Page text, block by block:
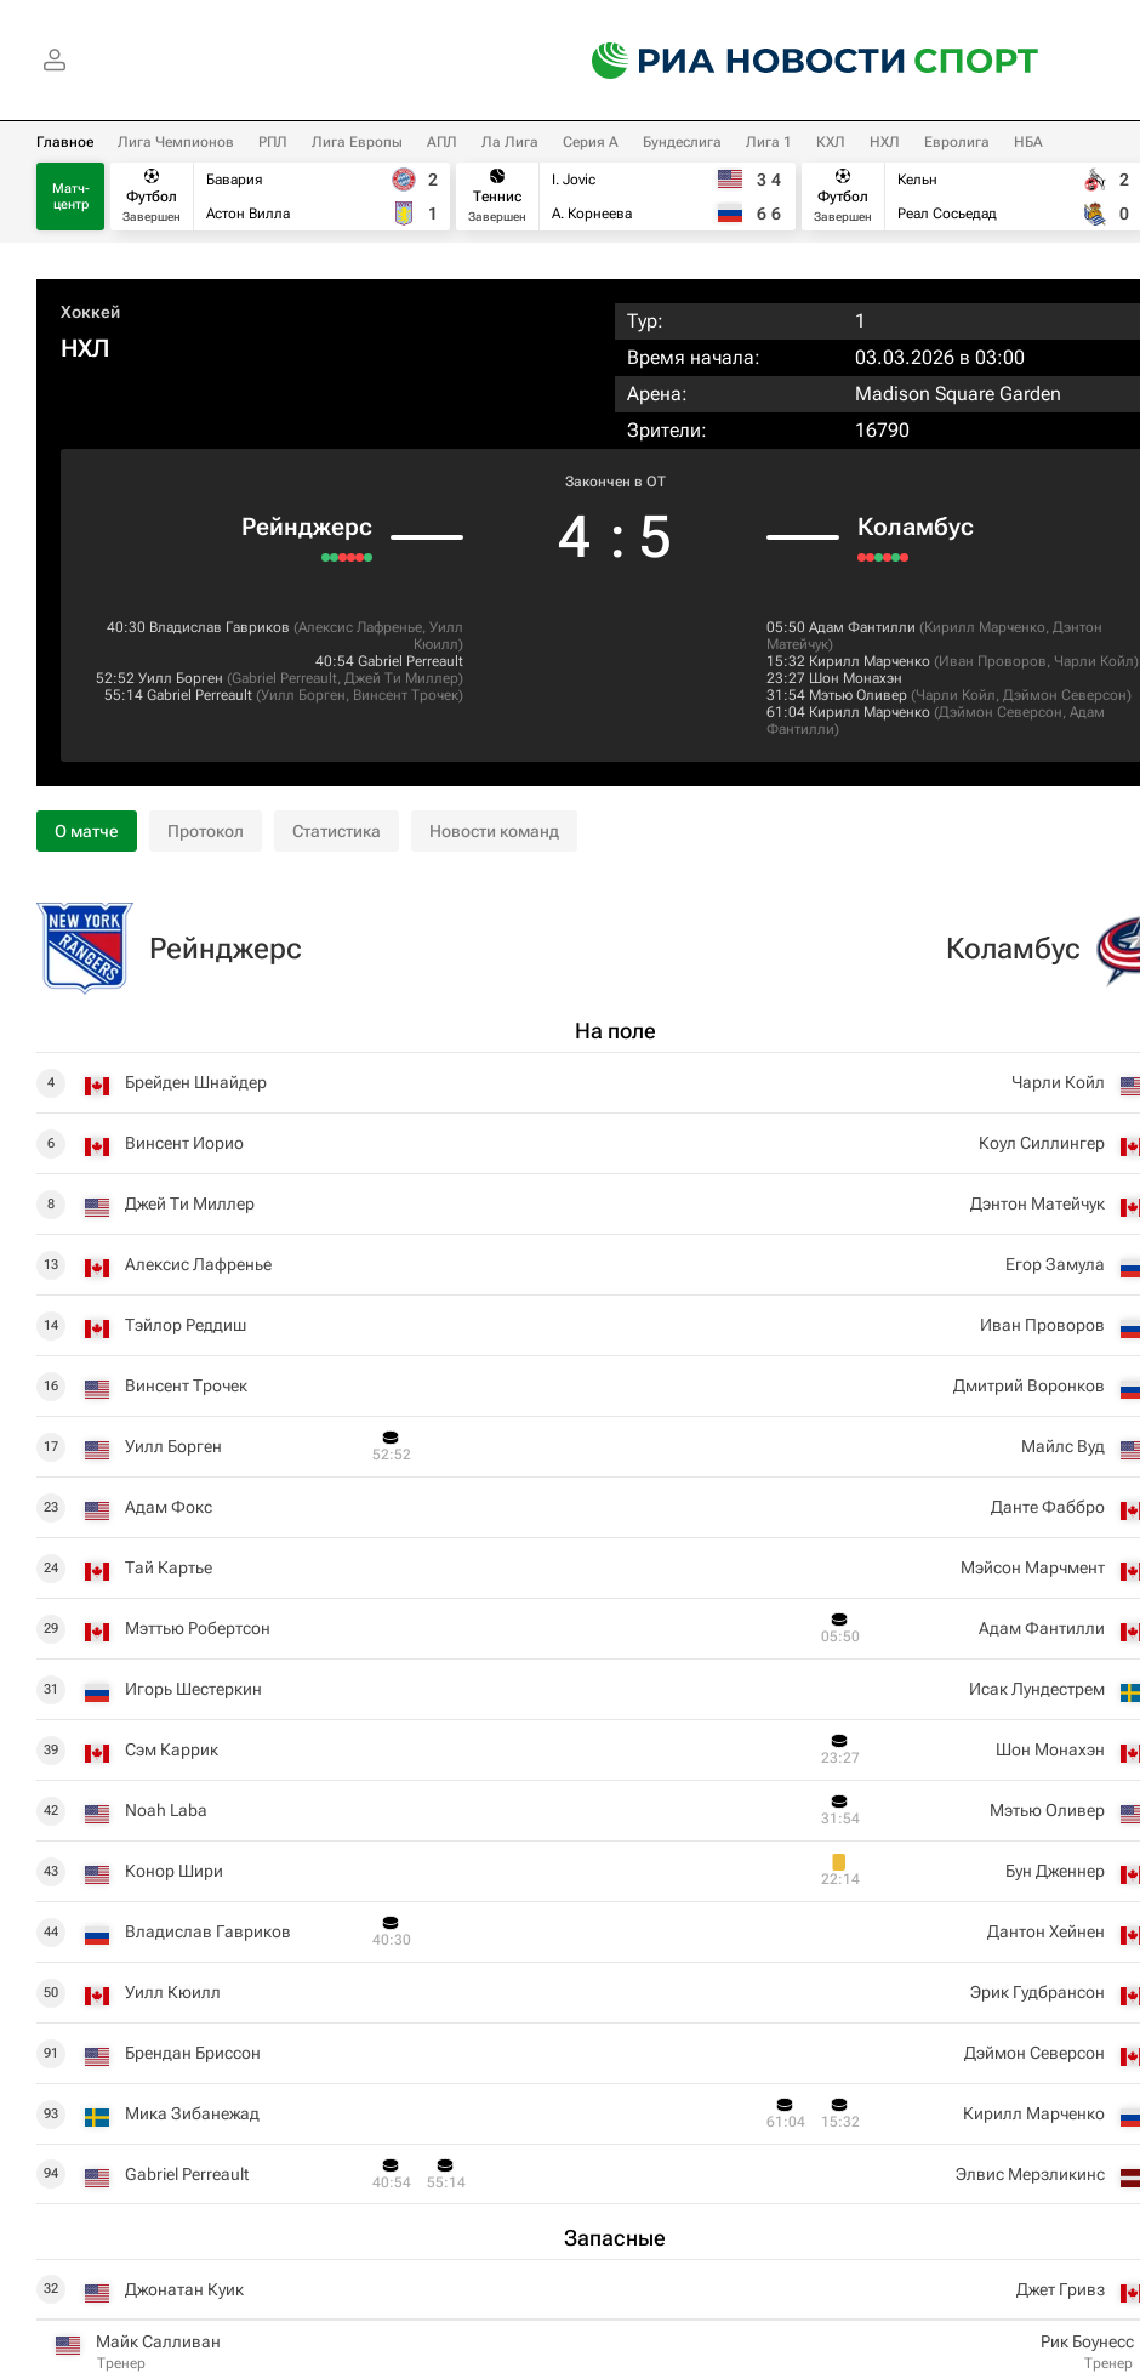
Главное Лига Чемпионов РПЛ Лига Европы АПЛ Ла Лига Серия А Бундеслига Лига 1 КХЛ НХЛ Евролига НБА
Матч-
центр
Футбол
Завершен
Бавария
Астон Вилла
2
1
Теннис
Завершен
I. Jovic
А. Корнеева
3 4
6 6
Футбол
Завершен
Кельн
Реал Сосьедад
2
0
Хоккей
НХЛ
Тур:
1
Время начала:
03.03.2026 в 03:00
Арена:
Madison Square Garden
Зрители:
16790
Рейнджерс
Закончен в OT
4 : 5 Коламбус
40:30 Владислав Гавриков (Алексис Лафренье, Уилл
Кюилл)
40:54 Gabriel Perreault
52:52 Уилл Борген (Gabriel Perreault, Джей Ти Миллер)
55:14 Gabriel Perreault (Уилл Борген, Винсент Трочек)
05:50 Адам Фантилли (Кирилл Марченко, Дэнтон
Матейчук)
15:32 Кирилл Марченко (Иван Проворов, Чарли Койл)
23:27 Шон Монахэн
31:54 Мэтью Оливер (Чарли Койл, Дэймон Северсон)
61:04 Кирилл Марченко (Дэймон Северсон, Адам
Фантилли)
О матче Протокол Статистика Новости команд
Рейнджерс
На поле
4 Брейден Шнайдер
6 Винсент Иорио
8 Джей Ти Миллер
13 Алексис Лафренье
14 Тэйлор Реддиш
16 Винсент Трочек
17 Уилл Борген 52:52
23 Адам Фокс
24 Тай Картье
29 Мэттью Робертсон
31 Игорь Шестеркин
39 Сэм Каррик
42 Noah Laba
43 Конор Шири
44 Владислав Гавриков 40:30
50 Уилл Кюилл
91 Брендан Бриссон
93 Мика Зибанежад
94 Gabriel Perreault 40:54 55:14
Запасные
32 Джонатан Куик
Майк Салливан
Тренер
Коламбус
Чарли Койл
Коул Силлингер
Дэнтон Матейчук
Егор Замула
Иван Проворов
Дмитрий Воронков
Майлс Вуд
Данте Фаббро
Мэйсон Марчмент
Адам Фантилли
05:50
Исак Лундестрем
Шон Монахэн
23:27
Мэтью Оливер
31:54
Бун Дженнер
22:14
Дантон Хейнен
Эрик Гудбрансон
Дэймон Северсон
Кирилл Марченко
15:32
61:04
Элвис Мерзликинс
Джет Гривз
Рик Боунесс
Тренер